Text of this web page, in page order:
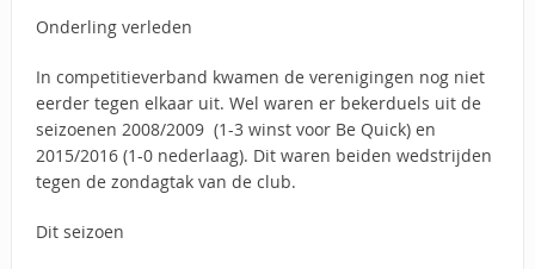
Onderling verleden
In competitieverband kwamen de verenigingen nog niet
eerder tegen elkaar uit. Wel waren er bekerduels uit de
seizoenen 2008/2009 (1-3 winst voor Be Quick) en
2015/2016 (1-0 nederlaag). Dit waren beiden wedstrijden
tegen de zondagtak van de club.
Dit seizoen